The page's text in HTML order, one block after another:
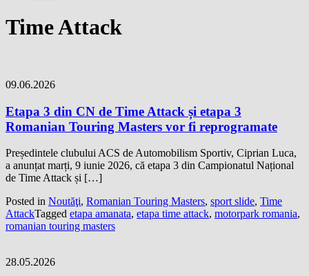
Time Attack
09.06.2026
Etapa 3 din CN de Time Attack și etapa 3
Romanian Touring Masters vor fi reprogramate
Președintele clubului ACS de Automobilism Sportiv, Ciprian Luca,
a anunțat marți, 9 iunie 2026, că etapa 3 din Campionatul Național
de Time Attack și […]
Posted in Noutăţi, Romanian Touring Masters, sport slide, Time
AttackTagged etapa amanata, etapa time attack, motorpark romania,
romanian touring masters
28.05.2026